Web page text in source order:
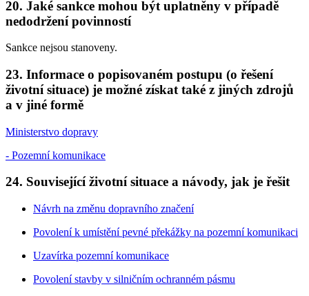
20. Jaké sankce mohou být uplatněny v případě
nedodržení povinností
Sankce nejsou stanoveny.
23. Informace o popisovaném postupu (o řešení
životní situace) je možné získat také z jiných zdrojů
a v jiné formě
Ministerstvo dopravy
- Pozemní komunikace
24. Související životní situace a návody, jak je řešit
Návrh na změnu dopravního značení
Povolení k umístění pevné překážky na pozemní komunikaci
Uzavírka pozemní komunikace
Povolení stavby v silničním ochranném pásmu